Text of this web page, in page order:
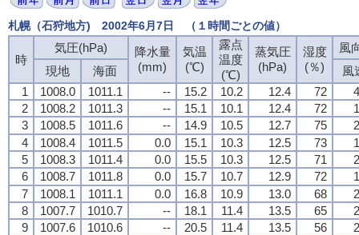
札幌（石狩地方) 2002年6月7日 （１時間ごとの値）
時
気圧(hPa)
降水量
(mm)
気温
(℃)
露点
温度
(℃)
蒸気圧
(hPa)
湿度
(％)
風
現地
海面
風
1
1008.0 1011.1 -- 15.2 10.2 12.4 72
2
1008.2 1011.3 -- 15.1 10.1 12.4 72
3
1008.5 1011.6 -- 14.9 10.5 12.7 75
4
1008.4 1011.5 0.0 15.1 10.3 12.5 73
5
1008.3 1011.4 0.0 15.5 10.3 12.5 71
6
1008.7 1011.8 0.0 15.7 10.7 12.9 72
7
1008.1 1011.1 0.0 16.8 10.9 13.0 68
8
1007.7 1010.7 -- 18.1 11.4 13.5 65
9
1007.6 1010.6 -- 20.5 11.4 13.5 56